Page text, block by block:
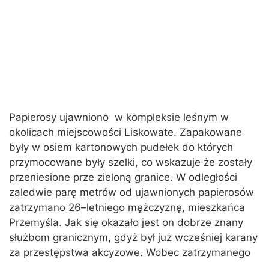
Papierosy ujawniono w kompleksie leśnym w
okolicach miejscowości Liskowate. Zapakowane
były w osiem kartonowych pudełek do których
przymocowane były szelki, co wskazuje że zostały
przeniesione prze zieloną granice. W odległości
zaledwie parę metrów od ujawnionych papierosów
zatrzymano 26–letniego mężczyznę, mieszkańca
Przemyśla. Jak się okazało jest on dobrze znany
służbom granicznym, gdyż był już wcześniej karany
za przestępstwa akcyzowe. Wobec zatrzymanego